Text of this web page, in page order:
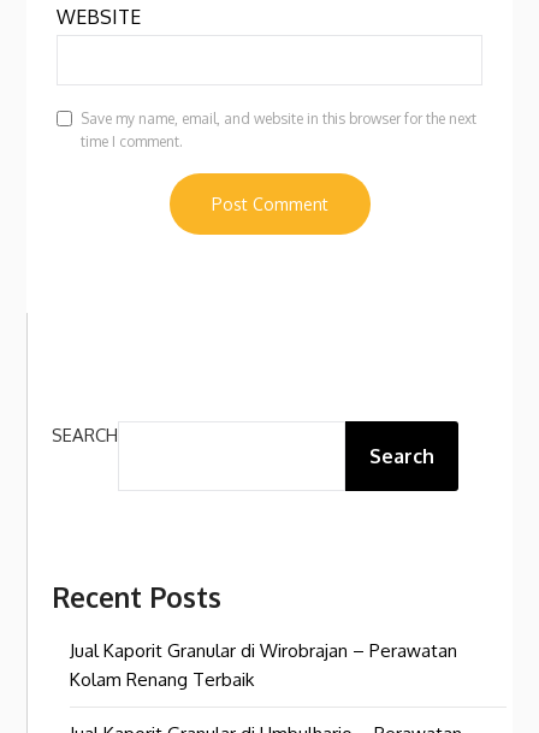
WEBSITE
Save my name, email, and website in this browser for the next
time I comment.
SEARCH
Search
Recent Posts
Jual Kaporit Granular di Wirobrajan – Perawatan
Kolam Renang Terbaik